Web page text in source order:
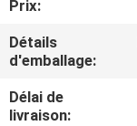
L'USINE
CONTRÔLE
DE
Prix:
Détails
d'emballage:
Délai de
livraison: